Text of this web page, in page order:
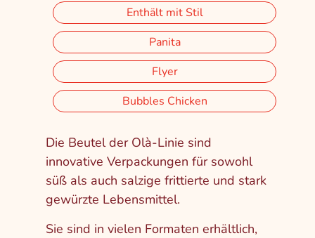
Enthält mit Stil
Panita
Flyer
Bubbles Chicken
Die Beutel der Olà-Linie sind
innovative Verpackungen für sowohl
süß als auch salzige frittierte und stark
gewürzte Lebensmittel.
Sie sind in vielen Formaten erhältlich,